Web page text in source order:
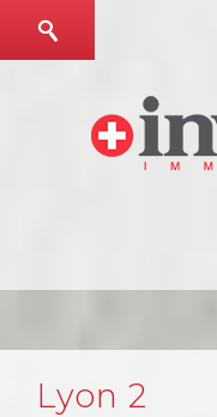
lyon 2